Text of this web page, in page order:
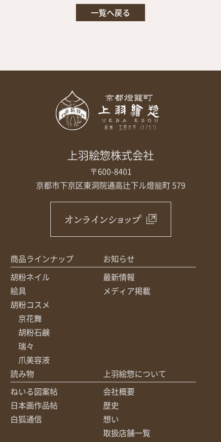
一覧へ戻る
上羽絵惣株式会社
〒600-8401
京都市下京区東洞院通高辻下ル燈籠町 579
オンラインショップ
商品ラインナップ
胡粉ネイル
絵具
胡粉コスメ
京花舞
胡粉石鹸
瑞々
爪美容液
お知らせ
最新情報
メディア掲載
読み物
ねいる図案帖
日本画作品帖
白狐通信
上羽絵惣について
会社概要
歴史
想い
取扱店舗一覧